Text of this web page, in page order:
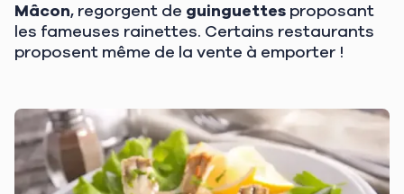
Mâcon, regorgent de guinguettes proposant
les fameuses rainettes. Certains restaurants
proposent même de la vente à emporter !